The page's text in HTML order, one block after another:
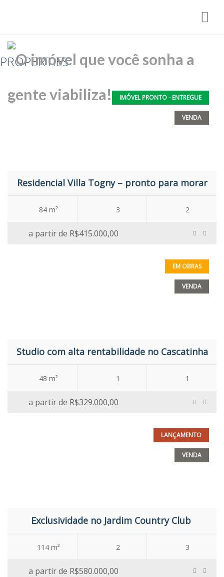
PROPERTIES
IMÓVEL PRONTO - ENTREGUE
VENDA
Residencial Villa Togny – pronto para morar
84 m² 3 2
a partir de R$415.000,00
EM OBRAS
VENDA
Studio com alta rentabilidade no Cascatinha
48 m² 1 1
a partir de R$329.000,00
LANÇAMENTO
VENDA
Exclusividade no Jardim Country Club
114 m² 2 3
a partir de R$580.000,00